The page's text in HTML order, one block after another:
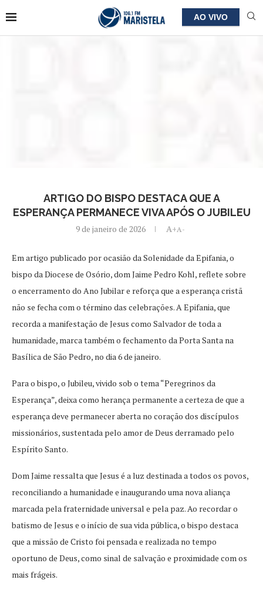
AO VIVO
ARTIGO DO BISPO DESTACA QUE A
ESPERANÇA PERMANECE VIVA APÓS O JUBILEU
9 de janeiro de 2026 A+A-
Em artigo publicado por ocasião da Solenidade da Epifania, o
bispo da Diocese de Osório, dom Jaime Pedro Kohl, reflete sobre
o encerramento do Ano Jubilar e reforça que a esperança cristã
não se fecha com o término das celebrações. A Epifania, que
recorda a manifestação de Jesus como Salvador de toda a
humanidade, marca também o fechamento da Porta Santa na
Basílica de São Pedro, no dia 6 de janeiro.
Para o bispo, o Jubileu, vivido sob o tema “Peregrinos da
Esperança”, deixa como herança permanente a certeza de que a
esperança deve permanecer aberta no coração dos discípulos
missionários, sustentada pelo amor de Deus derramado pelo
Espírito Santo.
Dom Jaime ressalta que Jesus é a luz destinada a todos os povos,
reconciliando a humanidade e inaugurando uma nova aliança
marcada pela fraternidade universal e pela paz. Ao recordar o
batismo de Jesus e o início de sua vida pública, o bispo destaca
que a missão de Cristo foi pensada e realizada no tempo
oportuno de Deus, como sinal de salvação e proximidade com os
mais frágeis.